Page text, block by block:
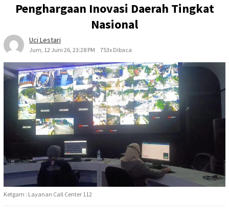
Penghargaan Inovasi Daerah Tingkat
Nasional
Uci Lestari
Jum, 12 Juni 26, 23:28 PM 753x Dibaca
Ketgam : Layanan Call Center 112